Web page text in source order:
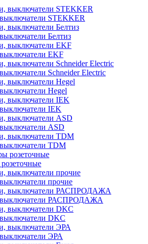
STEKKER
Белтиз
EKF
Schneider Electric
Hegel
IEK
ASD
TDM
прочие
выключатели РАСПРОДАЖА
DKC
ЭРА